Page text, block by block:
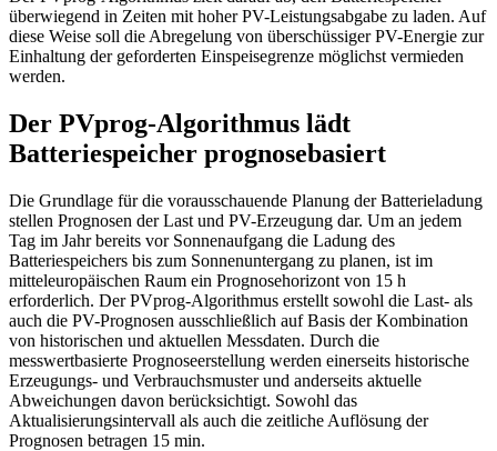
überwiegend in Zeiten mit hoher PV-Leistungsabgabe zu laden. Auf
diese Weise soll die Abregelung von überschüssiger PV-Energie zur
Einhaltung der geforderten Einspeisegrenze möglichst vermieden
werden.
Der PVprog-Algorithmus lädt
Batteriespeicher prognosebasiert
Die Grundlage für die vorausschauende Planung der Batterieladung
stellen Prognosen der Last und PV-Erzeugung dar. Um an jedem
Tag im Jahr bereits vor Sonnenaufgang die Ladung des
Batteriespeichers bis zum Sonnenuntergang zu planen, ist im
mitteleuropäischen Raum ein Prognosehorizont von 15 h
erforderlich. Der PVprog-Algorithmus erstellt sowohl die Last- als
auch die PV-Prognosen ausschließlich auf Basis der Kombination
von historischen und aktuellen Messdaten. Durch die
messwertbasierte Prognoseerstellung werden einerseits historische
Erzeugungs- und Verbrauchsmuster und anderseits aktuelle
Abweichungen davon berücksichtigt. Sowohl das
Aktualisierungsintervall als auch die zeitliche Auflösung der
Prognosen betragen 15 min.